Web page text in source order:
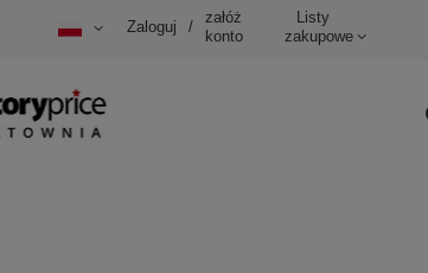
Zaloguj /
załóż
konto
Listy
zakupowe